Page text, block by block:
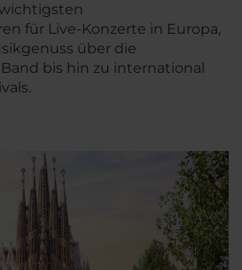
für Live-Konzerte in Europa,
über die
bis hin zu international